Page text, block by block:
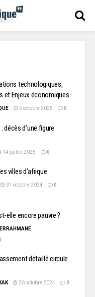
technologiques,
et Enjeux économiques
5 octobre 2025 0
décès d’une figure
14 juillet 2025 0
villes d’afrique
31 octobre 2024 0
elle encore pauvre ?
détaillé circule
26 octobre 2024 0